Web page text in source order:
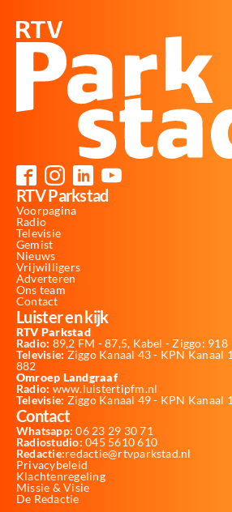
RTV Parkstad
Voorpagina
Radio
Televisie
Gemist
Nieuws
Vrijwilligers
Adverteren
Ons team
Contact
Luister en kijk
RTV Parkstad
Radio: 89,2 FM - 87,5, Kabel - Ziggo: 918
Televisie: Ziggo Kanaal 43 - KPN Kanaal
882
Omroep Landgraaf
Radio: www.luistertipfm.nl
Televisie: Ziggo Kanaal 49 - KPN Kanaal
Contact
Whatsapp: 06 23 29 30 71
Radiostudio: 045 5610 610
Redactie:redactie@rtvparkstad.nl
Privacybeleid
Klachtenregeling
Missie & Visie
De Redactie